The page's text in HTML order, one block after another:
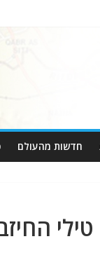
חדשות מהעולם